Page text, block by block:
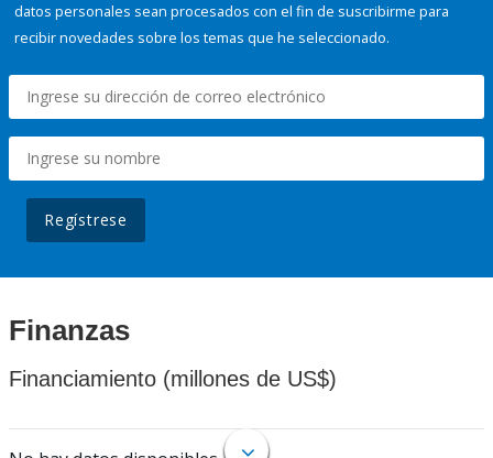
datos personales sean procesados con el fin de suscribirme para
recibir novedades sobre los temas que he seleccionado.
Regístrese
Finanzas
Financiamiento (millones de US$)